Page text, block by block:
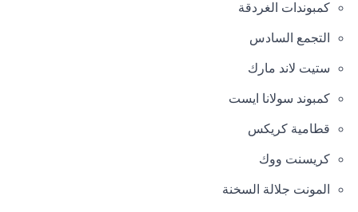
كمبوندات الغردقة
التجمع السادس
ستيت لاند مارك
كمبوند سولانا ايست
قطامية كريكس
كريسنت ووك
المونت جلالة السخنة